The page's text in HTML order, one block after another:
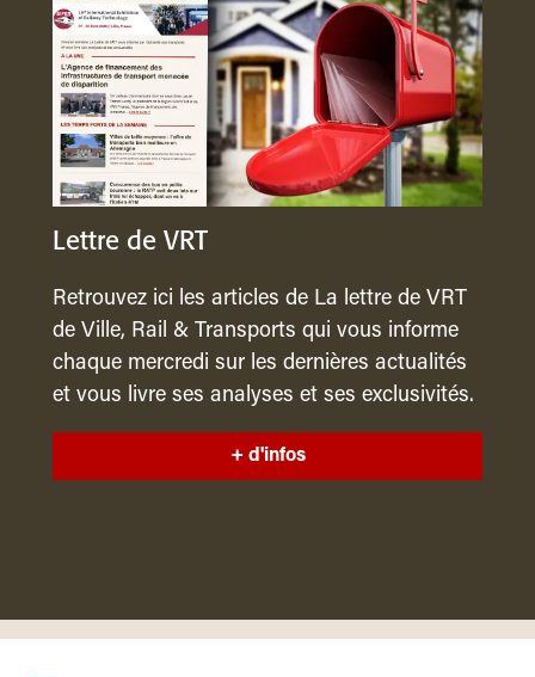
Lettre de VRT
Retrouvez ici les articles de La lettre de VRT
de Ville, Rail & Transports qui vous informe
chaque mercredi sur les dernières actualités
et vous livre ses analyses et ses exclusivités.
+ d'infos